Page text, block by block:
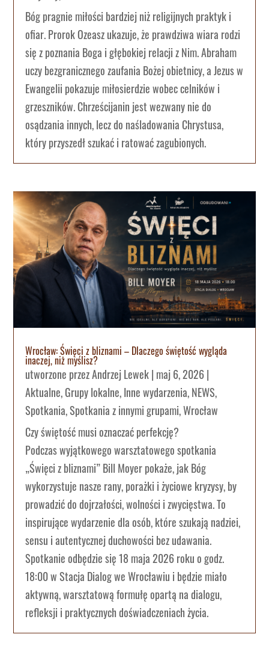
Bóg pragnie miłości bardziej niż religijnych praktyk i
ofiar. Prorok Ozeasz ukazuje, że prawdziwa wiara rodzi
się z poznania Boga i głębokiej relacji z Nim. Abraham
uczy bezgranicznego zaufania Bożej obietnicy, a Jezus w
Ewangelii pokazuje miłosierdzie wobec celników i
grzeszników. Chrześcijanin jest wezwany nie do
osądzania innych, lecz do naśladowania Chrystusa,
który przyszedł szukać i ratować zagubionych.
Wrocław: Święci z bliznami – Dlaczego świętość wygląda
inaczej, niż myślisz?
utworzone przezAndrzej Lewek| maj 6, 2026|
Aktualne,Grupy lokalne,Inne wydarzenia,NEWS,
Spotkania,Spotkania z innymi grupami,Wrocław
Czy świętość musi oznaczać perfekcję?
Podczas wyjątkowego warsztatowego spotkania
„Święci z bliznami” Bill Moyer pokaże, jak Bóg
wykorzystuje nasze rany, porażki i życiowe kryzysy, by
prowadzić do dojrzałości, wolności i zwycięstwa. To
inspirujące wydarzenie dla osób, które szukają nadziei,
sensu i autentycznej duchowości bez udawania.
Spotkanie odbędzie się 18 maja 2026 roku o godz.
18:00 w Stacja Dialog we Wrocławiu i będzie miało
aktywną, warsztatową formułę opartą na dialogu,
refleksji i praktycznych doświadczeniach życia.